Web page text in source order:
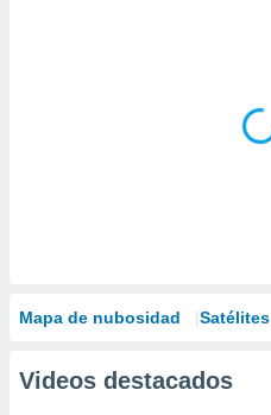
Mapa de nubosidad Satélites
Videos destacados